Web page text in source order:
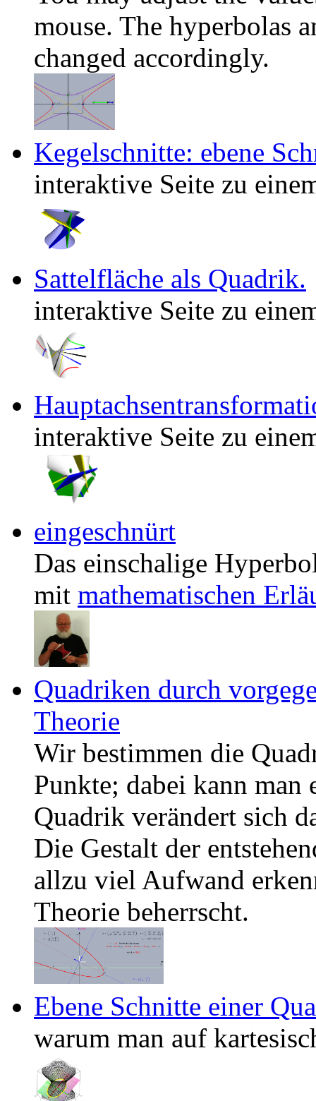
mouse. The hyperbolas
changed accordingly.
Kegelschnitte: ebene
interaktive Seite zu
Sattelfläche als Quadrik.
interaktive Seite zu
interaktive Seite zu
eingeschnürt
Das einschalige
mit mathematischen
Quadriken durch
Theorie
Wir bestimmen die
Punkte; dabei kann man
Quadrik verändert sich
Die Gestalt der
allzu viel Aufwand
Theorie beherrscht.
Ebene Schnitte einer
warum man auf